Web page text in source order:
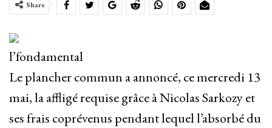
Share
l’fondamental
Le plancher commun a annoncé, ce mercredi 13
mai, la affligé requise grâce à Nicolas Sarkozy et
ses frais coprévenus pendant lequel l’absorbé du